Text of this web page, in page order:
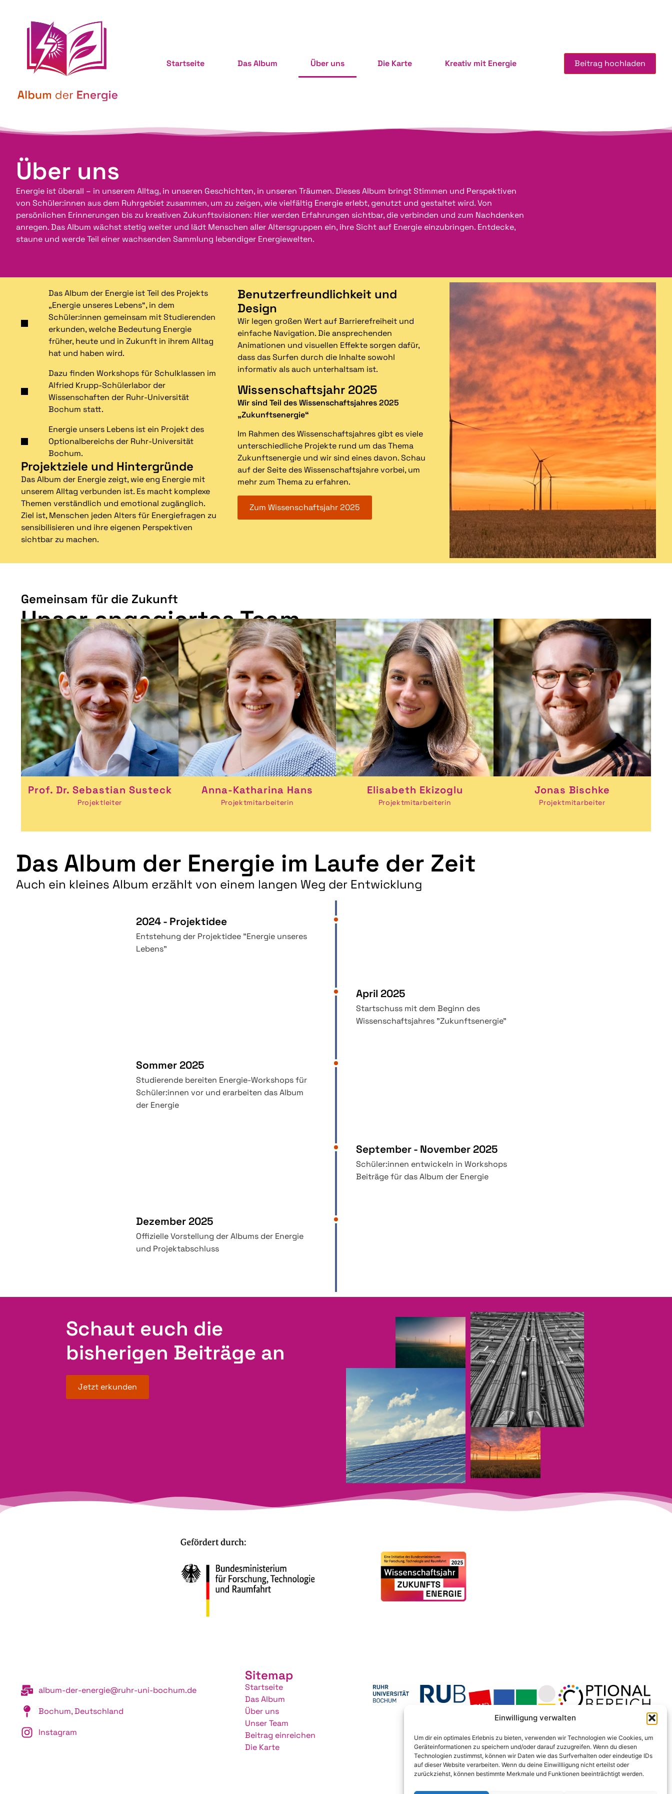
Einwilligung verwalten
Um dir ein optimales Erlebnis zu bieten, verwenden wir Technologien wie Cookies, um
Geräteinformationen zu speichern und/oder darauf zuzugreifen. Wenn du diesen
Technologien zustimmst, können wir Daten wie das Surfverhalten oder eindeutige IDs
auf dieser Website verarbeiten. Wenn du deine Einwillligung nicht erteilst oder
zurückziehst, können bestimmte Merkmale und Funktionen beeinträchtigt werden.
Startseite Das Album Über uns Die Karte Kreativ mit Energie Beitrag hochladen
Über uns
Energie ist überall – in unserem Alltag, in unseren Geschichten, in unseren Träumen. Dieses Album bringt Stimmen und Perspektiven
von Schüler:innen aus dem Ruhrgebiet zusammen, um zu zeigen, wie vielfältig Energie erlebt, genutzt und gestaltet wird. Von
persönlichen Erinnerungen bis zu kreativen Zukunftsvisionen: Hier werden Erfahrungen sichtbar, die verbinden und zum Nachdenken
anregen. Das Album wächst stetig weiter und lädt Menschen aller Altersgruppen ein, ihre Sicht auf Energie einzubringen. Entdecke,
staune und werde Teil einer wachsenden Sammlung lebendiger Energiewelten.
Das Album der Energie ist Teil des Projekts
„Energie unseres Lebens“, in dem
Schüler:innen gemeinsam mit Studierenden
erkunden, welche Bedeutung Energie
früher, heute und in Zukunft in ihrem Alltag
hat und haben wird.
Dazu finden Workshops für Schulklassen im
Alfried Krupp-Schülerlabor der
Wissenschaften der Ruhr-Universität
Bochum statt.
Energie unsers Lebens ist ein Projekt des
Optionalbereichs der Ruhr-Universität
Bochum.
Projektziele und Hintergründe
Das Album der Energie zeigt, wie eng Energie mit
unserem Alltag verbunden ist. Es macht komplexe
Themen verständlich und emotional zugänglich.
Ziel ist, Menschen jeden Alters für Energiefragen zu
sensibilisieren und ihre eigenen Perspektiven
sichtbar zu machen.
Benutzerfreundlichkeit und
Design
Wir legen großen Wert auf Barrierefreiheit und
einfache Navigation. Die ansprechenden
Animationen und visuellen Effekte sorgen dafür,
dass das Surfen durch die Inhalte sowohl
informativ als auch unterhaltsam ist.
Wissenschaftsjahr 2025
Wir sind Teil des Wissenschaftsjahres 2025
„Zukunftsenergie“
Im Rahmen des Wissenschaftsjahres gibt es viele
unterschiedliche Projekte rund um das Thema
Zukunftsenergie und wir sind eines davon. Schau
auf der Seite des Wissenschaftsjahre vorbei, um
mehr zum Thema zu erfahren.
Zum Wissenschaftsjahr 2025
Gemeinsam für die Zukunft
Unser engagiertes Team
Prof. Dr. Sebastian Susteck
Projektleiter
Anna-Katharina Hans
Projektmitarbeiterin
Elisabeth Ekizoglu
Projektmitarbeiterin
Jonas Bischke
Projektmitarbeiter
Das Album der Energie im Laufe der Zeit
Auch ein kleines Album erzählt von einem langen Weg der Entwicklung
2024 - Projektidee
Entstehung der Projektidee "Energie unseres
Lebens"
April 2025
Startschuss mit dem Beginn des
Wissenschaftsjahres "Zukunftsenergie"
Sommer 2025
Studierende bereiten Energie-Workshops für
Schüler:innen vor und erarbeiten das Album
der Energie
September - November 2025
Schüler:innen entwickeln in Workshops
Beiträge für das Album der Energie
Dezember 2025
Offizielle Vorstellung der Albums der Energie
und Projektabschluss
Schaut euch die
bisherigen Beiträge an
Jetzt erkunden
album-der-energie@ruhr-uni-bochum.de
Bochum, Deutschland
Instagram
Sitemap
Startseite
Das Album
Über uns
Unser Team
Beitrag einreichen
Die Karte